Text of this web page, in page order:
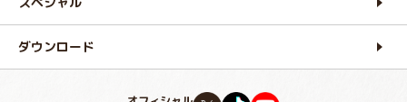
ダウンロード